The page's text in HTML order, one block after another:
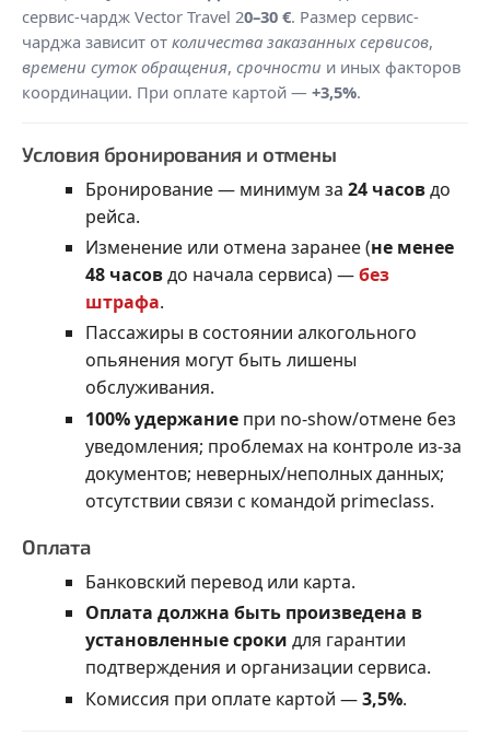
сервис-чардж Vector Travel 20–30 €. Размер сервис-
чарджа зависит от количества заказанных сервисов,
времени суток обращения, срочности и иных факторов
координации. При оплате картой — +3,5%.
Условия бронирования и отмены
Бронирование — минимум за 24 часовдо
рейса.
Изменение или отмена заранее (не менее
48 часовдо начала сервиса) —без
штрафа.
Пассажиры в состоянии алкогольного
опьянения могут быть лишены
обслуживания.
100% удержаниепри no-show/отмене без
уведомления; проблемах на контроле из-за
документов; неверных/неполных данных;
отсутствии связи с командой primeclass.
Оплата
Банковский перевод или карта.
Оплата должна быть произведена в
установленные сроки для гарантии
подтверждения и организации сервиса.
Комиссия при оплате картой —3,5%.